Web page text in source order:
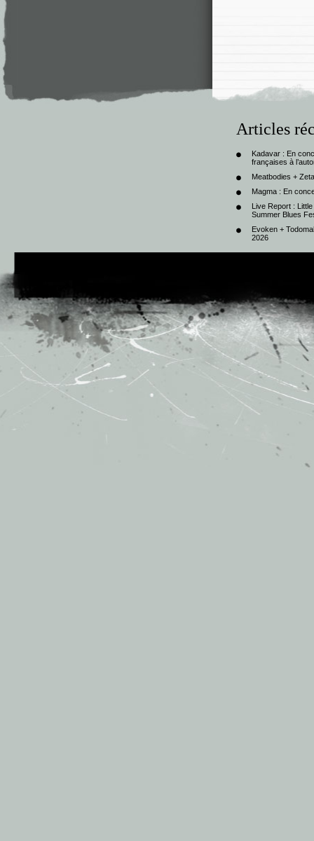
Articles
Kadavar : En
françaises à
Meatbodies +
Magma : En
Live Report :
Summer Blues
Evoken +
2026